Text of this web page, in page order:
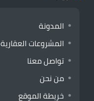
المدونة
المشروعات العقارية
تواصل معنا
من نحن
خريطة الموقع